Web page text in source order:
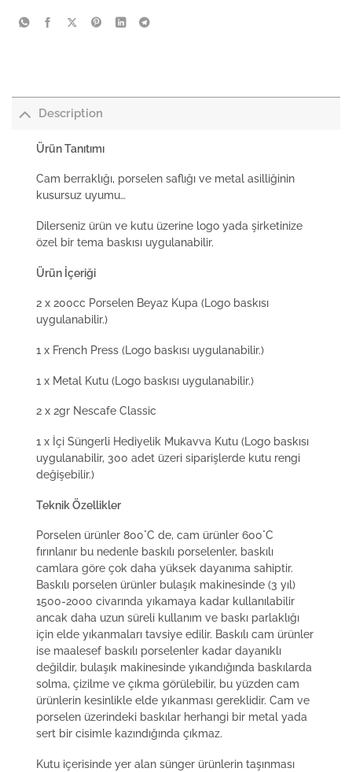
Description
Ürün Tanıtımı
Cam berraklığı, porselen saflığı ve metal asilliğinin
kusursuz uyumu…
Dilerseniz ürün ve kutu üzerine logo yada şirketinize
özel bir tema baskısı uygulanabilir.
Ürün İçeriği
2 x 200cc Porselen Beyaz Kupa (Logo baskısı
uygulanabilir.)
1 x French Press (Logo baskısı uygulanabilir.)
1 x Metal Kutu (Logo baskısı uygulanabilir.)
2 x 2gr Nescafe Classic
1 x İçi Süngerli Hediyelik Mukavva Kutu (Logo baskısı
uygulanabilir, 300 adet üzeri siparişlerde kutu rengi
değişebilir.)
Teknik Özellikler
Porselen ürünler 800°C de, cam ürünler 600°C
fırınlanır bu nedenle baskılı porselenler, baskılı
camlara göre çok daha yüksek dayanıma sahiptir.
Baskılı porselen ürünler bulaşık makinesinde (3 yıl)
1500-2000 civarında yıkamaya kadar kullanılabilir
ancak daha uzun süreli kullanım ve baskı parlaklığı
için elde yıkanmaları tavsiye edilir. Baskılı cam ürünler
ise maalesef baskılı porselenler kadar dayanıklı
değildir, bulaşık makinesinde yıkandığında baskılarda
solma, çizilme ve çıkma görülebilir, bu yüzden cam
ürünlerin kesinlikle elde yıkanması gereklidir. Cam ve
porselen üzerindeki baskılar herhangi bir metal yada
sert bir cisimle kazındığında çıkmaz.
Kutu içerisinde yer alan sünger ürünlerin taşınması